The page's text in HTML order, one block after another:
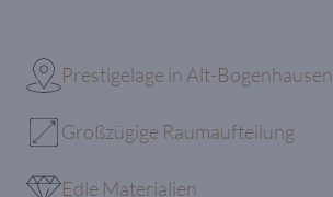
Prestigelage in Alt-Bogenhausen
Großzügige Raumaufteilung
Edle Materialien